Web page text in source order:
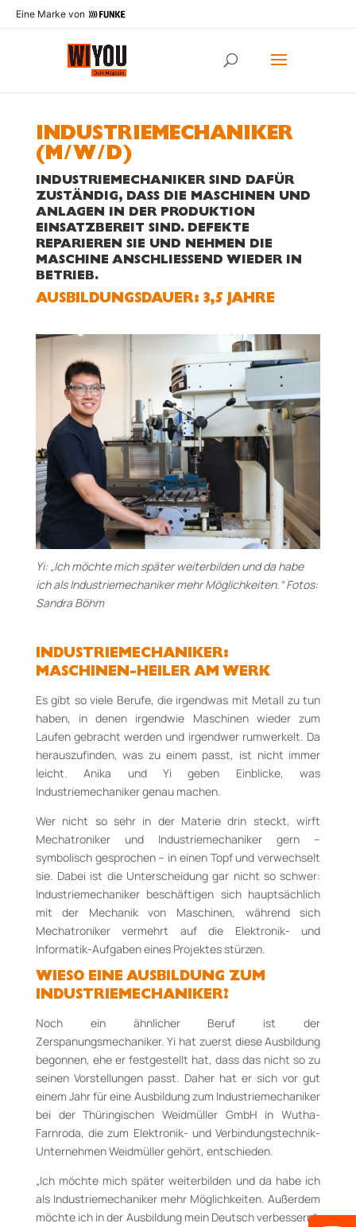
Eine Marke von
INDUSTRIEMECHANIKER
(M/W/D)
INDUSTRIEMECHANIKER SIND DAFÜR
ZUSTÄNDIG, DASS DIE MASCHINEN UND
ANLAGEN IN DER PRODUKTION
EINSATZBEREIT SIND. DEFEKTE
REPARIEREN SIE UND NEHMEN DIE
MASCHINE ANSCHLIESSEND WIEDER IN B
ETRIEB.
AUS­BILDUNGS­DAUER: 3,5 JAHRE
Yi: „Ich möchte mich später weiterbilden und da habe
ich als Industriemechaniker mehr Möglichkeiten.“ Fotos:
Sandra Böhm
INDUSTRIEMECHANIKER:
MASCHINEN-HEILER AM WERK
Es gibt so viele Berufe, die irgendwas mit Metall zu tun
haben, in denen irgendwie Maschinen wieder zum
Laufen gebracht werden und irgendwer rumwerkelt. Da
herauszufinden, was zu einem passt, ist nicht immer
leicht. Anika und Yi geben Einblicke, was
Industriemechaniker genau machen.
Wer nicht so sehr in der Materie drin steckt, wirft
Mechatroniker und Industriemechaniker gern –
symbolisch gesprochen – in einen Topf und verwechselt
sie. Dabei ist die Unterscheidung gar nicht so schwer:
Industriemechaniker beschäftigen sich hauptsächlich
mit der Mechanik von Maschinen, während sich
Mechatroniker vermehrt auf die Elektronik- und
Informatik-Aufgaben eines Projektes stürzen.
WIESO EINE AUSBILDUNG ZUM
INDUSTRIEMECHANIKER?
Noch ein ähnlicher Beruf ist der
Zerspanungsmechaniker. Yi hat zuerst diese Ausbildung
begonnen, ehe er festgestellt hat, dass das nicht so zu
seinen Vorstellungen passt. Daher hat er sich vor gut
einem Jahr für eine Ausbildung zum Industriemechaniker
bei der Thüringischen Weidmüller GmbH in Wutha-
Farnroda, die zum Elektronik- und Verbindungstechnik-
Unternehmen Weidmüller gehört, entschieden.
„Ich möchte mich später weiterbilden und da habe ich
als Industriemechaniker mehr Möglichkeiten. Außerdem
möchte ich in der Ausbildung mein Deutsch verbessern“,